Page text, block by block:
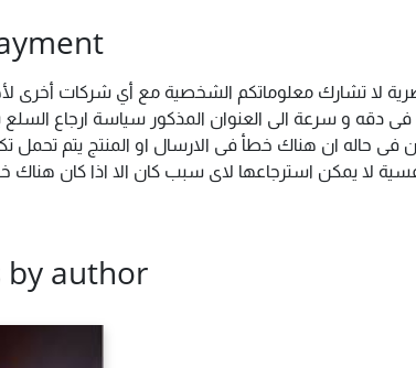
لا تشارك معلوماتكم الشخصية مع أي شركات أخرى
و سرعة الى العنوان المذكور سياسة ارجاع السلع
حاله ان هناك خطأ فى الارسال او المنتج يتم تحمل
النفسية لا يمكن استرجاعها لاى سبب كان الا اذا كان
by author